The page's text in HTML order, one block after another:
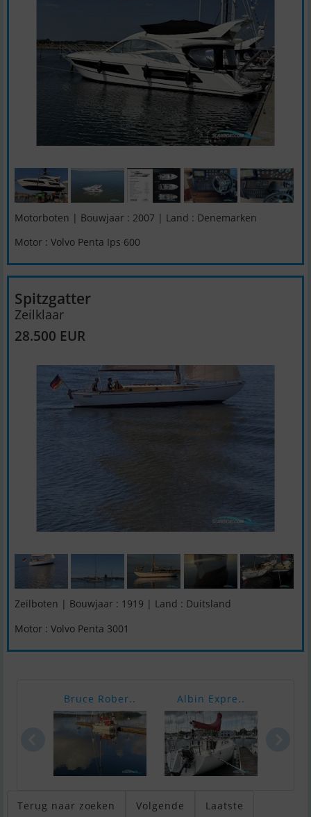
Motorboten | Bouwjaar : 2007 | Land : Denemarken
Motor : Volvo Penta Ips 600
Spitzgatter
Zeilklaar
28.500 EUR
Zeilboten | Bouwjaar : 1919 | Land : Duitsland
Motor : Volvo Penta 3001
Bruce Rober.. Albin Expre..
Terug naar zoeken Volgende Laatste